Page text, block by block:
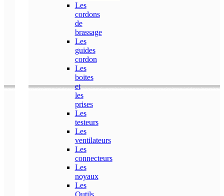
Les
cordons
de
brassage
Les
guides
cordon
Les
boites
et
les
prises
Les
testeurs
Les
ventilateurs
Les
connecteurs
Les
noyaux
Les
Outils